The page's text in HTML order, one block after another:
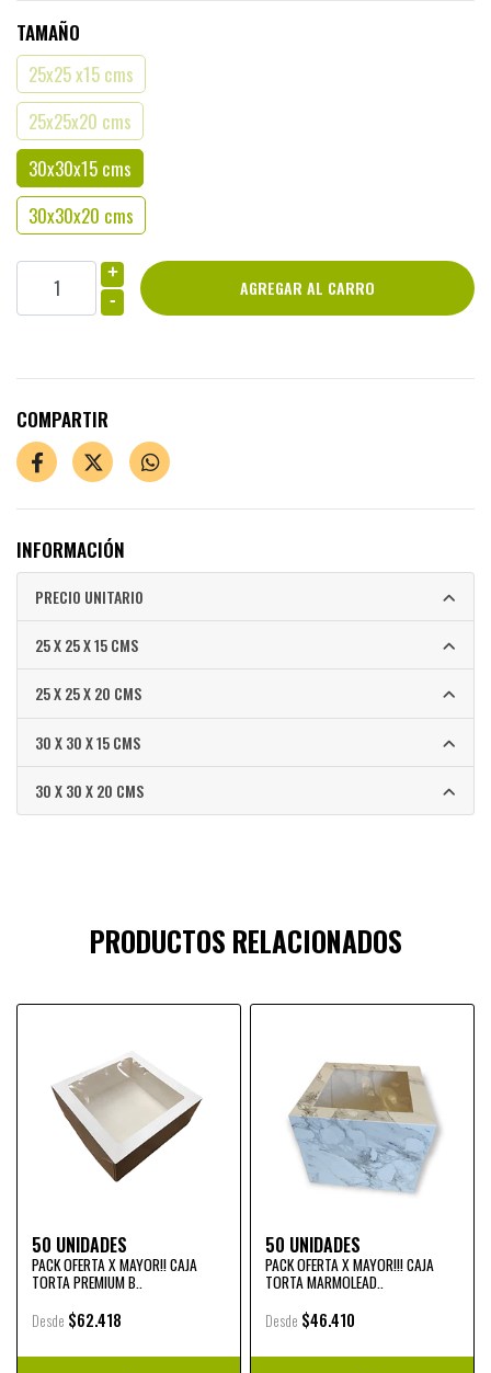
TAMAÑO
25x25 x15 cms
25x25x20 cms
30x30x15 cms
30x30x20 cms
+
-
COMPARTIR
INFORMACIÓN
PRECIO UNITARIO
25 X 25 X 15 CMS
25 X 25 X 20 CMS
30 X 30 X 15 CMS
30 X 30 X 20 CMS
PRODUCTOS RELACIONADOS
50 UNIDADES
PACK OFERTA X MAYOR!! CAJA
TORTA PREMIUM B..
Desde $62.418
50 UNIDADES
PACK OFERTA X MAYOR!!! CAJA
TORTA MARMOLEAD..
Desde $46.410